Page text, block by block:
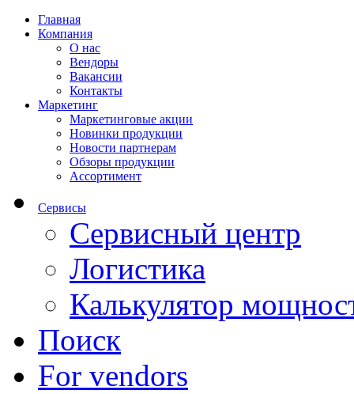
Главная
Компания
О нас
Вендоры
Вакансии
Контакты
Маркетинг
Маркетинговые акции
Новинки продукции
Новости партнерам
Обзоры продукции
Ассортимент
Сервисы
Сервисный центр
Логистика
Калькулятор
Поиск
For vendors